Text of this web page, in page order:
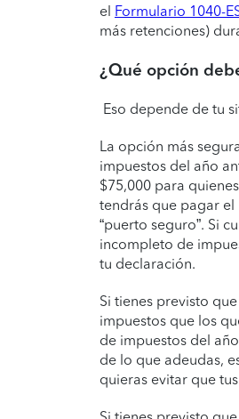
el Formulario 1040-
más retenciones)
¿Qué opción
Eso depende de tu
La opción más
impuestos del año
$75,000 para
tendrás que pagar
“puerto seguro”. Si
incompleto de
tu declaración.
Si tienes previsto
impuestos que los
de impuestos del
de lo que adeudas,
quieras evitar que